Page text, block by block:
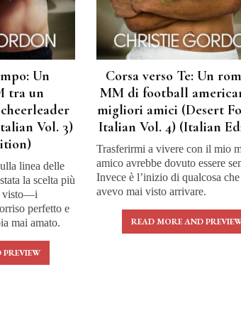
Un
tra un
Vol. 3)
linea delle
la scelta più
visto—i
perfetto e
mai amato.
Corsa verso Te: Un
MM di football
migliori amici (Desert
Italian Vol. 4) (Italian
Trasferirmi a vivere con il mio
amico avrebbe dovuto essere
Invece è l’inizio di qualcosa
avevo mai visto arrivare.
READ MORE AND